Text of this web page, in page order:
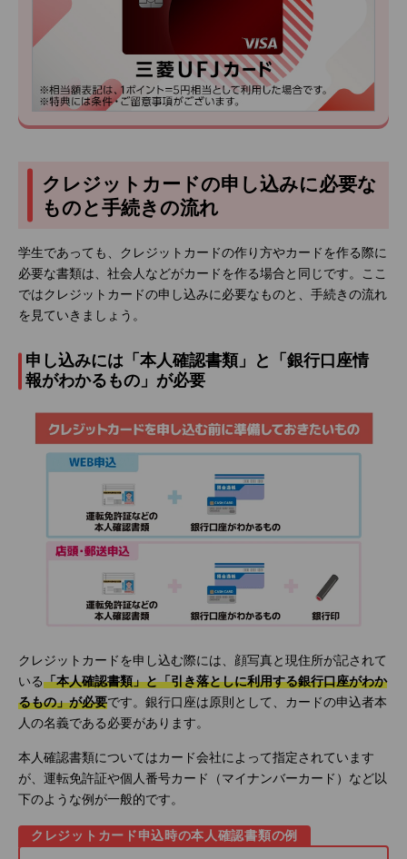
クレジットカードの申し込みに必要な
ものと手続きの流れ
学生であっても、クレジットカードの作り方やカードを作る際に
必要な書類は、社会人などがカードを作る場合と同じです。ここ
ではクレジットカードの申し込みに必要なものと、手続きの流れ
を見ていきましょう。
申し込みには「本人確認書類」と「銀行口座情
報がわかるもの」が必要
クレジットカードを申し込む際には、顔写真と現住所が記されて
いる「本人確認書類」と「引き落としに利用する銀行口座がわか
るもの」が必要です。銀行口座は原則として、カードの申込者本
人の名義である必要があります。
本人確認書類についてはカード会社によって指定されています
が、運転免許証や個人番号カード（マイナンバーカード）など以
下のような例が一般的です。
クレジットカード申込時の本人確認書類の例